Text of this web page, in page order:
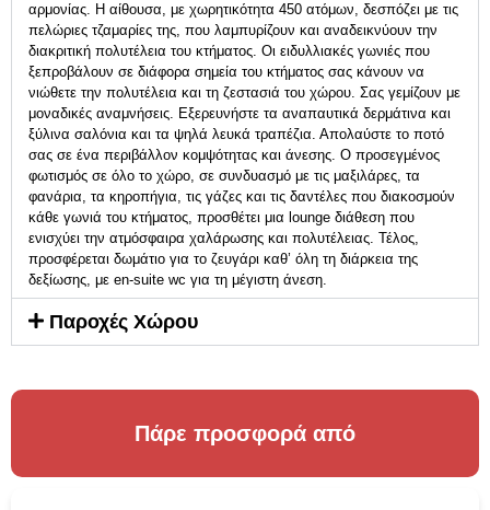
αρμονίας. Η αίθουσα, με χωρητικότητα 450 ατόμων, δεσπόζει με τις
πελώριες τζαμαρίες της, που λαμπυρίζουν και αναδεικνύουν την
διακριτική πολυτέλεια του κτήματος. Οι ειδυλλιακές γωνιές που
ξεπροβάλουν σε διάφορα σημεία του κτήματος σας κάνουν να
νιώθετε την πολυτέλεια και τη ζεστασιά του χώρου. Σας γεμίζουν με
μοναδικές αναμνήσεις. Εξερευνήστε τα αναπαυτικά δερμάτινα και
ξύλινα σαλόνια και τα ψηλά λευκά τραπέζια. Απολαύστε το ποτό
σας σε ένα περιβάλλον κομψότητας και άνεσης. Ο προσεγμένος
φωτισμός σε όλο το χώρο, σε συνδυασμό με τις μαξιλάρες, τα
φανάρια, τα κηροπήγια, τις γάζες και τις δαντέλες που διακοσμούν
κάθε γωνιά του κτήματος, προσθέτει μια lounge διάθεση που
ενισχύει την ατμόσφαιρα χαλάρωσης και πολυτέλειας. Τέλος,
προσφέρεται δωμάτιο για το ζευγάρι καθ’ όλη τη διάρκεια της
δεξίωσης, με en-suite wc για τη μέγιστη άνεση.
Παροχές Χώρου
Πάρε προσφορά από